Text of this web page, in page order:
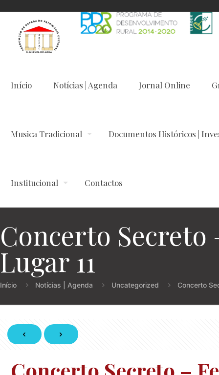
Início Notícias | Agenda Jornal Online
Musica Tradicional Documentos Históricos |
Institucional Contactos
Concerto Secreto
Lugar 11
Início Notícias | Agenda Uncategorized Concerto